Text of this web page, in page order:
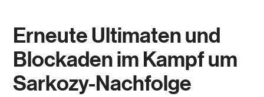
Erneute Ultimaten und
Blockaden im Kampf um
Sarkozy-Nachfolge